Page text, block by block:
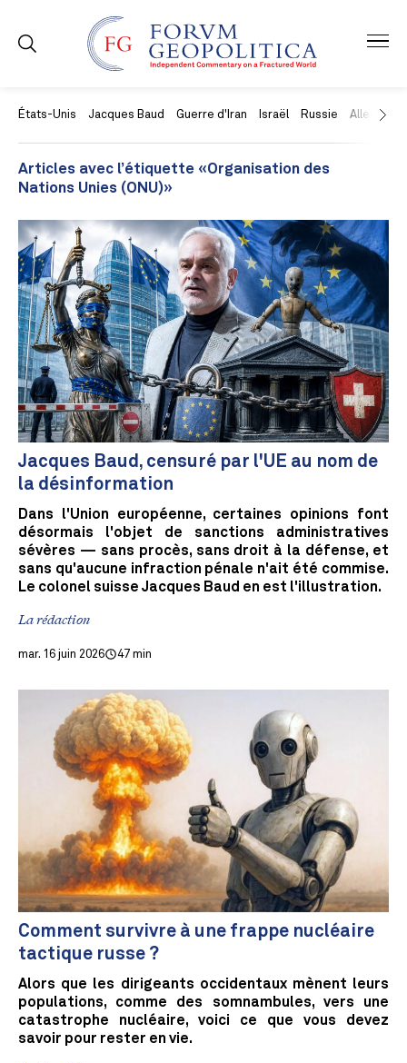
États-Unis Jacques Baud Guerre d'Iran Israël Russie Allemagne
Articles avec l’étiquette «Organisation des
Nations Unies (ONU)»
Jacques Baud, censuré par l'UE au nom de
la désinformation
Dans l'Union européenne, certaines opinions font
désormais l'objet de sanctions administratives
sévères — sans procès, sans droit à la défense, et
sans qu'aucune infraction pénale n'ait été commise.
Le colonel suisse Jacques Baud en est l'illustration.
La rédaction
mar. 16 juin 2026 47 min
Comment survivre à une frappe nucléaire
tactique russe ?
Alors que les dirigeants occidentaux mènent leurs
populations, comme des somnambules, vers une
catastrophe nucléaire, voici ce que vous devez
savoir pour rester en vie.